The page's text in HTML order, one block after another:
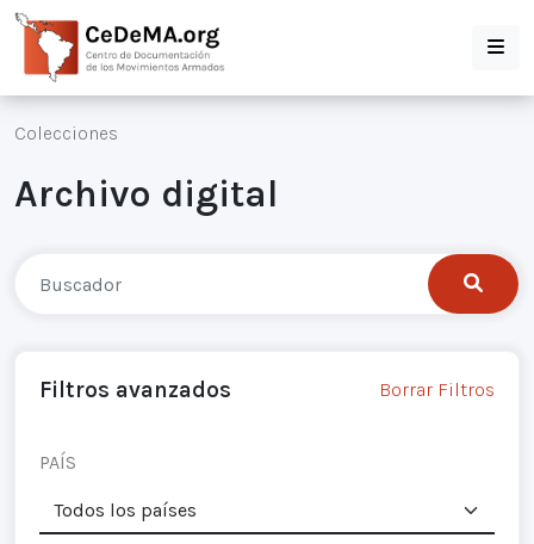
Colecciones
Archivo digital
Filtros avanzados Borrar Filtros
PAÍS